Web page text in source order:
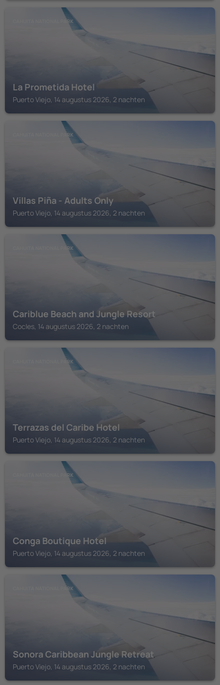
CAHUITA NATIONAL PARK
La Prometida Hotel
Puerto Viejo, 14 augustus 2026, 2 nachten
CAHUITA NATIONAL PARK
Villas Piña - Adults Only
Puerto Viejo, 14 augustus 2026, 2 nachten
CAHUITA NATIONAL PARK
Cariblue Beach and Jungle Resort
Cocles, 14 augustus 2026, 2 nachten
CAHUITA NATIONAL PARK
Terrazas del Caribe Hotel
Puerto Viejo, 14 augustus 2026, 2 nachten
CAHUITA NATIONAL PARK
Conga Boutique Hotel
Puerto Viejo, 14 augustus 2026, 2 nachten
CAHUITA NATIONAL PARK
Sonora Caribbean Jungle Retreat
Puerto Viejo, 14 augustus 2026, 2 nachten